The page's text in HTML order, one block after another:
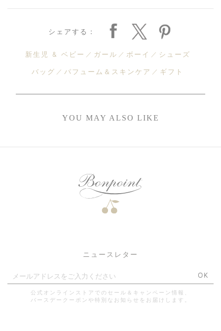
シェアする：
新生児 & ベビー ガール ボーイ シューズ
バッグ パフューム＆スキンケア ギフト
YOU MAY ALSO LIKE
ニュースレター
OK
公式オンラインストアでのセール＆キャンペーン情報、
バースデークーポンや特別なお知らせをお届けします。